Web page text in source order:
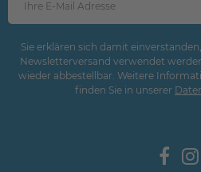
Sie erklären sich damit
Newsletterversand verwendet
wieder abbestellbar. Weitere
finden Sie in unserer